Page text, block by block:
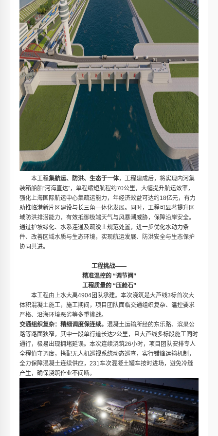
本工程集航运、防洪、生态于一体，工程建成后，将实现内河集
装箱船舶“河海直达”，单程缩短航程约70公里，大幅提升航运效率，
强化上海国际航运中心集疏运能力，年经济效益可达约18亿元，有力
助推临港新片区建设与长三角一体化发展。同时，工程可显著提升区
域防洪排涝能力，有效抵御极端天气与风暴潮威胁，保障沿岸安全。
通过护坡绿化、水系连通及疏浚土规范处置，进一步优化水动力条
件、改善区域水质与生态环境，实现航运发展、防洪安全与生态保护
协同共进。
工程挑战——
精准温控的 “调节阀”
工程质量的 “压舱石”
本工程由上水大禹4904团队承建。本次浇筑是大芦线3标首次大
体积混凝土施工，施工期间，项目团队面临交通组织复杂、温控要求
严格、沿海环境恶劣等多重挑战。
交通组织复杂：精细调度保连续。 混凝土运输所经的东乐路、滨果公
路等路面狭窄，其中一段单行道长达2公里，且大芦线多标段施工同时
通行，极易出现拥堵延误。本次连续浇筑26小时，项目团队安排专人
全程值守调度，搭配无人机巡视系统动态巡查，实行错峰运输机制，
全力保障混凝土连续供应，231车次混凝土罐车按时进场，避免冷缝
产生，确保浇筑作业不间断。